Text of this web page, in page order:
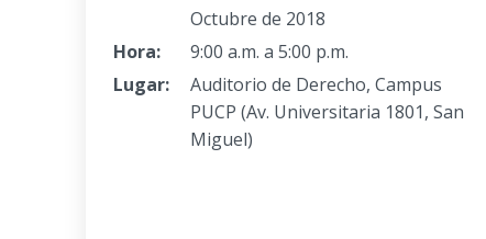
Octubre de 2018
Hora:
9:00 a.m. a 5:00 p.m.
Lugar:
Auditorio de Derecho, Campus
PUCP (Av. Universitaria 1801, San
Miguel)